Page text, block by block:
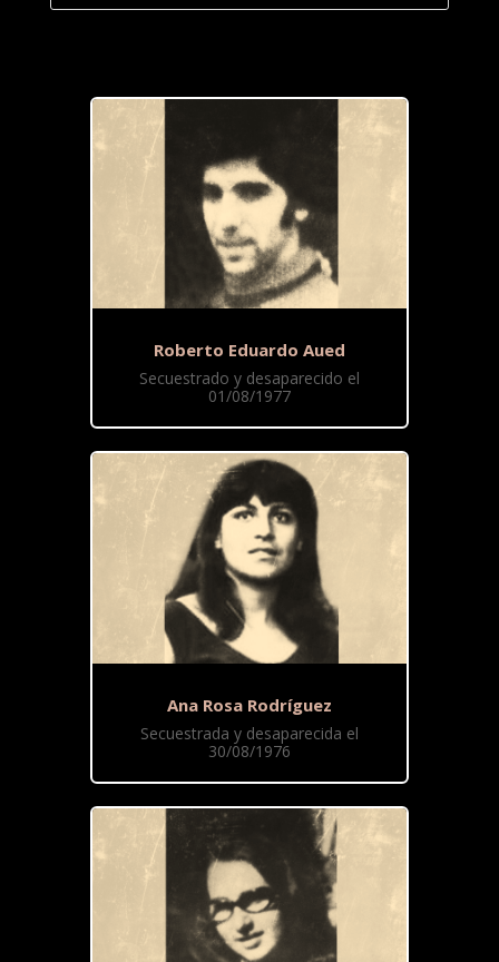
Roberto Eduardo Aued
Secuestrado y desaparecido el
01/08/1977
Ana Rosa Rodríguez
Secuestrada y desaparecida el
30/08/1976